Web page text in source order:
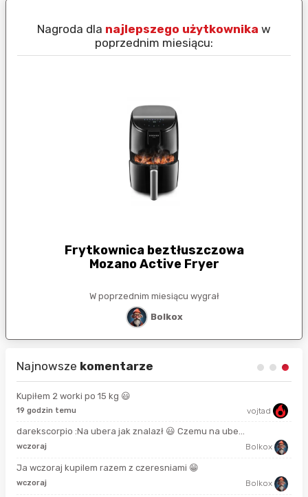
Nagroda dla najlepszego użytkownika w
poprzednim miesiącu:
Frytkownica beztłuszczowa
Mozano Active Fryer
W poprzednim miesiącu wygrał
Bolkox
Najnowsze komentarze
Kupiłem 2 worki po 15 kg 😃
19 godzin temu vojtad
darekscorpio :Na ubera jak znalazł 😃 Czemu na ube...
wczoraj Bolkox
Ja wczoraj kupilem razem z czeresniami 😁
wczoraj Bolkox